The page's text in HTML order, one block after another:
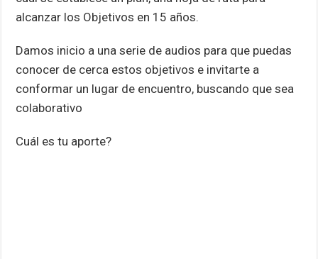
alcanzar los Objetivos en 15 años.
Damos inicio a una serie de audios para que puedas
conocer de cerca estos objetivos e invitarte a
conformar un lugar de encuentro, buscando que sea
colaborativo
Cuál es tu aporte?